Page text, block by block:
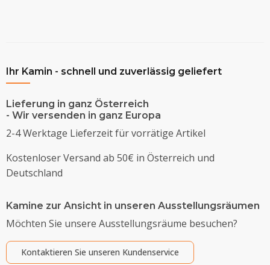
Ihr Kamin - schnell und zuverlässig geliefert
Lieferung in ganz Österreich
- Wir versenden in ganz Europa
2-4 Werktage Lieferzeit für vorrätige Artikel
Kostenloser Versand ab 50€ in Österreich und
Deutschland
Kamine zur Ansicht in unseren Ausstellungsräumen
Möchten Sie unsere Ausstellungsräume besuchen?
Kontaktieren Sie unseren Kundenservice